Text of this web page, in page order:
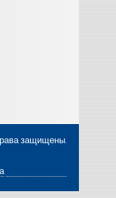
защищены.